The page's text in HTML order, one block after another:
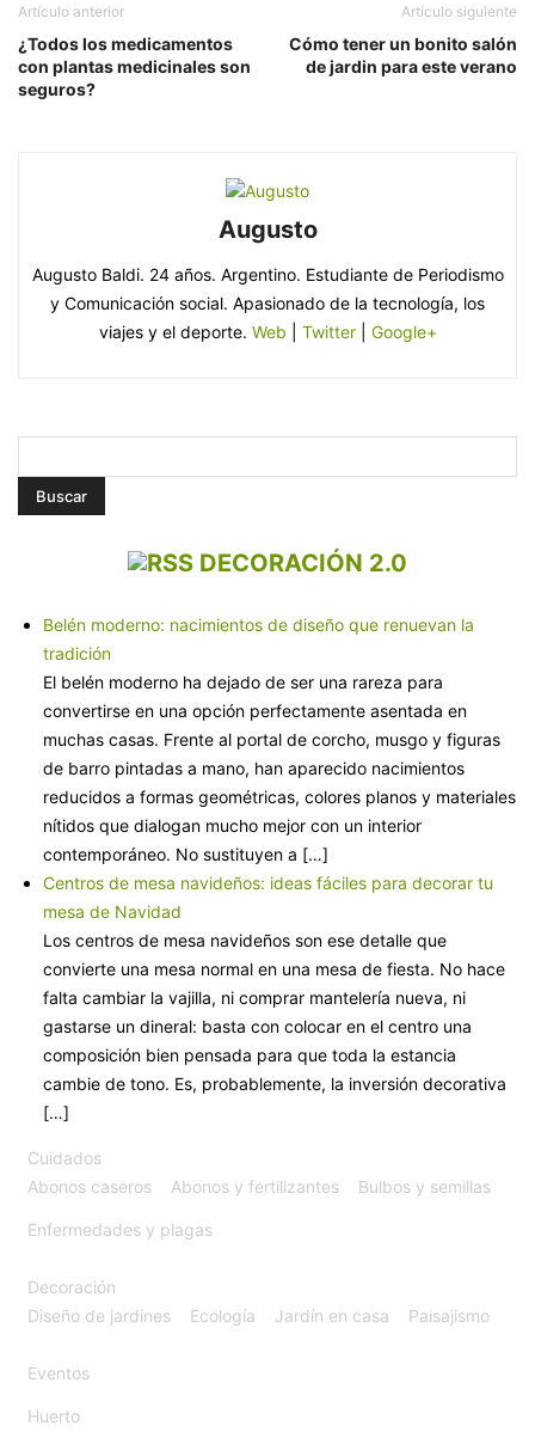
Artículo anterior
¿Todos los medicamentos
con plantas medicinales son
seguros?
Artículo siguiente
Cómo tener un bonito salón
de jardin para este verano
Augusto
Augusto Baldi. 24 años. Argentino. Estudiante de Periodismo
y Comunicación social. Apasionado de la tecnología, los
viajes y el deporte. Web Twitter| Google+
DECORACIÓN 2.0
Belén moderno: nacimientos de diseño que renuevan la
tradición
El belén moderno ha dejado de ser una rareza para
convertirse en una opción perfectamente asentada en
muchas casas. Frente al portal de corcho, musgo y figuras
de barro pintadas a mano, han aparecido nacimientos
reducidos a formas geométricas, colores planos y materiales
nítidos que dialogan mucho mejor con un interior
contemporáneo. No sustituyen a […]
Centros de mesa navideños: ideas fáciles para decorar tu
mesa de Navidad
Los centros de mesa navideños son ese detalle que
convierte una mesa normal en una mesa de fiesta. No hace
falta cambiar la vajilla, ni comprar mantelería nueva, ni
gastarse un dineral: basta con colocar en el centro una
composición bien pensada para que toda la estancia
cambie de tono. Es, probablemente, la inversión decorativa
[…]
Cuidados
Abonos caseros
Abonos y fertilizantes Bulbos y semillas
Enfermedades y plagas
Decoración
Diseño de jardines
Ecología Jardín en casa Paisajismo
Eventos
Huerto